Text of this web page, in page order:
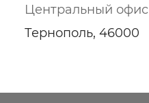
Центральный офис
Тернополь, 46000